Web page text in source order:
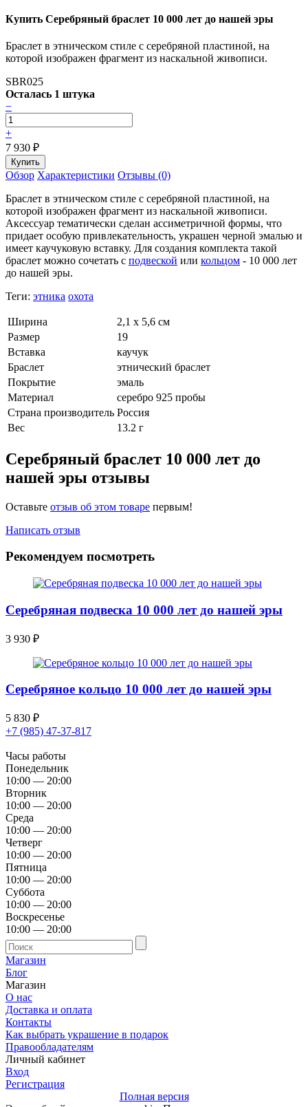
Купить Серебряный браслет 10 000 лет до нашей эры
Браслет в этническом стиле с серебряной пластиной, на
которой изображен фрагмент из наскальной живописи.
SBR025
Осталась 1 штука
−
+
7 930 ₽
Обзор Характеристики Отзывы (0)
Браслет в этническом стиле с серебряной пластиной, на
которой изображен фрагмент из наскальной живописи.
Аксессуар тематически сделан ассиметричной формы, что
придает особую привлекательность, украшен черной эмалью и
имеет каучуковую вставку. Для создания комплекта такой
браслет можно сочетать с подвеской или кольцом - 10 000 лет
до нашей эры.
Теги: этника охота
Ширина
2,1 х 5,6 см
Размер
19
Вставка
каучук
Браслет
этнический браслет
Покрытие
эмаль
Материал
серебро 925 пробы
Страна производитель Россия
Вес
13.2 г
Серебряный браслет 10 000 лет до
нашей эры отзывы
Оставьте отзыв об этом товаре первым!
Написать отзыв
Рекомендуем посмотреть
Серебряная подвеска 10 000 лет до нашей эры
3 930 ₽
Серебряное кольцо 10 000 лет до нашей эры
5 830 ₽
+7 (985) 47-37-817
Часы работы
Понедельник
10:00 — 20:00
Вторник
10:00 — 20:00
Среда
10:00 — 20:00
Четверг
10:00 — 20:00
Пятница
10:00 — 20:00
Суббота
10:00 — 20:00
Воскресенье
10:00 — 20:00
Магазин
Блог
Магазин
О нас
Доставка и оплата
Контакты
Как выбрать украшение в подарок
Правообладателям
Личный кабинет
Вход
Регистрация
Полная версия